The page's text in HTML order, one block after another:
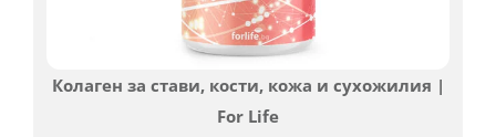
Колаген за стави, кости, кожа и сухожилия |
For Life